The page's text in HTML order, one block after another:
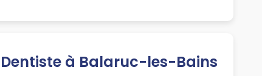
Dentiste à Balaruc-les-Bains